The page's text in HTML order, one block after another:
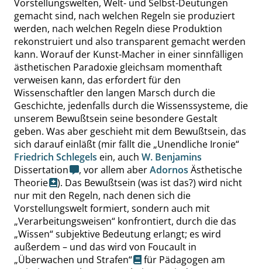
Vorstellungswelten, Welt- und Selbst-Deutungen
gemacht sind, nach welchen Regeln sie produziert
werden, nach welchen Regeln diese Produktion
rekonstruiert und also transparent gemacht werden
kann. Worauf der Kunst-Macher in einer sinnfälligen
ästhetischen Paradoxie gleichsam momenthaft
verweisen kann, das erfordert für den
Wissenschaftler den langen Marsch durch die
Geschichte, jedenfalls durch die Wissenssysteme, die
unserem Bewußtsein seine besondere Gestalt
geben. Was aber geschieht mit dem Bewußtsein, das
sich darauf einläßt (mir fällt die „Unendliche Ironie“
Friedrich Schlegels ein, auch W. Benjamins
Dissertation
, vor allem aberAdornos Ästhetische
Theorie
). Das Bewußtsein (was ist das?) wird nicht
nur mit den Regeln, nach denen sich die
Vorstellungswelt formiert, sondern auch mit
„Verarbeitungsweisen“ konfrontiert, durch die das
„Wissen“subjektive Bedeutung erlangt; es wird
außerdem – und das wird von Foucault in
„Überwachen und Strafen“
für Pädagogen am